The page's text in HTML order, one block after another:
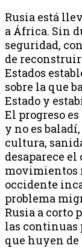
Rusia está
a África. Sin
seguridad,
de
Estados
sobre la que
Estado y
El progreso
y no es
cultura,
desaparece
movimientos
occidente
problema
Rusia a corto
las continuas
que huyen de